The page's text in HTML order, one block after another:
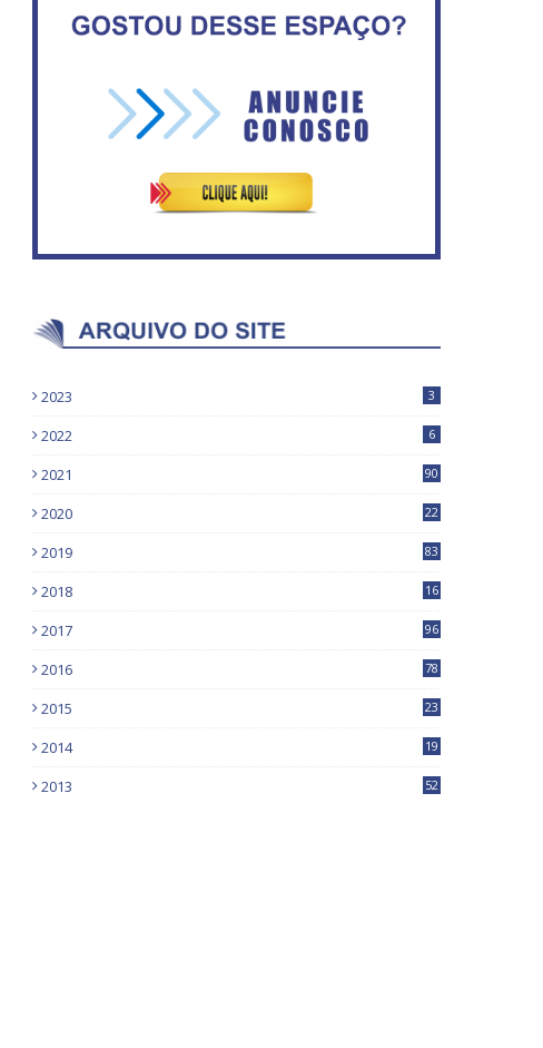
disse Bolsonaro sobre
Esquerda e empolga
militância do PT
2023 3
2022 6
2021 90
2020
22
2019
83
2018
16
2017
96
2016
78
2015 23
2014 19
2013 52